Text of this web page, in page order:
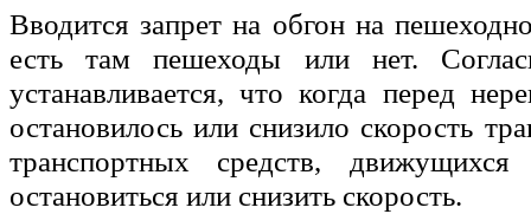
Вводится запрет на обгон на
есть там пешеходы или нет.
устанавливается, что когда перед
остановилось или снизило скорость
транспортных средств,
остановиться или снизить скорость.